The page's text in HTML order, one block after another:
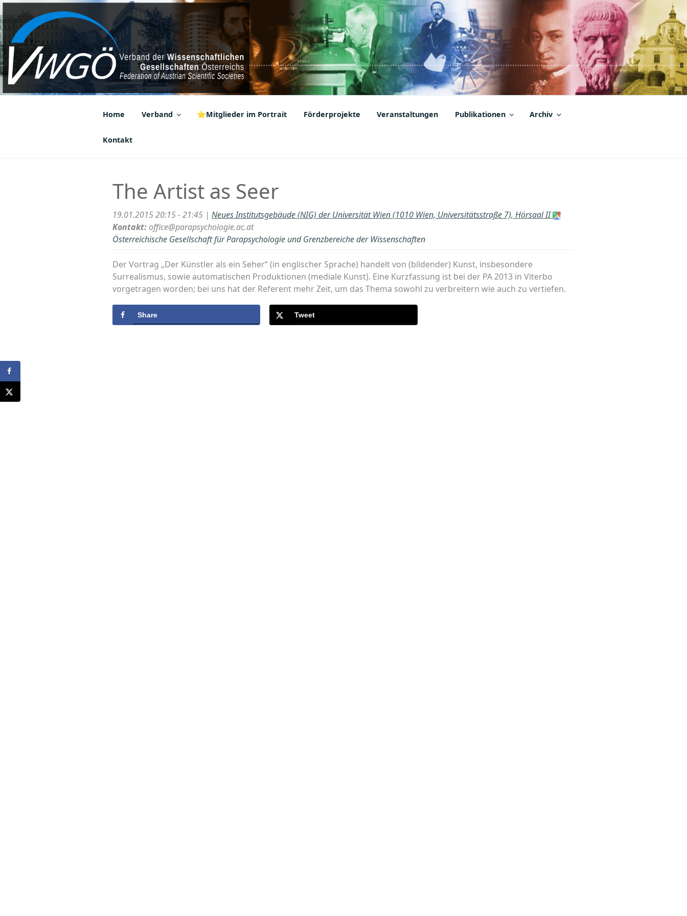
Zum
Inhalt
springen
VWGÖ
Federation of Austrian Scientific Societies
Home Verband ⭐Mitglieder im Portrait Förderprojekte Veranstaltungen Publikationen Archiv
Kontakt
The Artist as Seer
19.01.2015 20:15 - 21:45 | Neues Institutsgebäude (NIG) der Universität Wien (1010 Wien, Universitätsstraße 7), Hörsaal II
Kontakt:office@parapsychologie.ac.at
Österreichische Gesellschaft für Parapsychologie und Grenzbereiche der Wissenschaften
Der Vortrag „Der Künstler als ein Seher“ (in englischer Sprache) handelt von (bildender) Kunst, insbesondere
Surrealismus, sowie automatischen Produktionen (mediale Kunst). Eine Kurzfassung ist bei der PA 2013 in Viterbo
vorgetragen worden; bei uns hat der Referent mehr Zeit, um das Thema sowohl zu verbreitern wie auch zu vertiefen.
Share Tweet